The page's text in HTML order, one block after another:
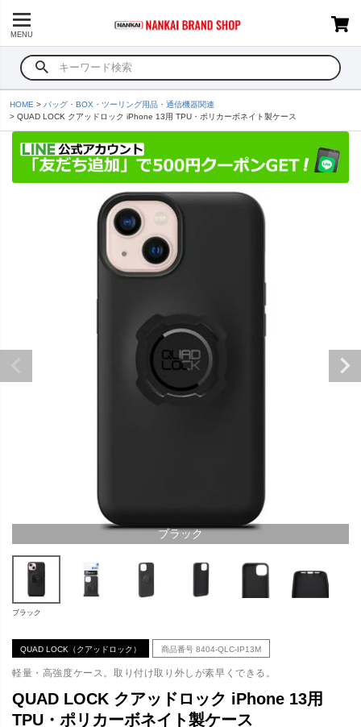
MENU
HOME
バッグ・BOX・ツーリング用品・通信機器関連
QUAD LOCK クアッドロック iPhone 13用 TPU・ポリカーボネイト製ケース
ブラック
ブラック
QUAD LOCK（クアッドロック） 商品番号 8404-QLC-IP13M
軽量・高強度ケース。取り付け取り外しが素早くできる。
QUAD LOCK クアッドロック iPhone 13用
TPU・ポリカーボネイト製ケース